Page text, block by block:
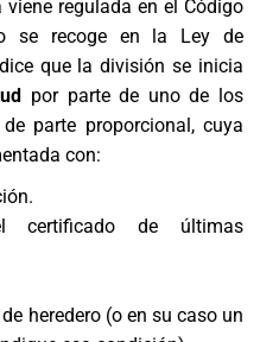
regulada en el Código
se recoge en la Ley de
que la división se inicia
por parte de uno de los
parte proporcional, cuya
con:
certificado de últimas
heredero (o en su caso un